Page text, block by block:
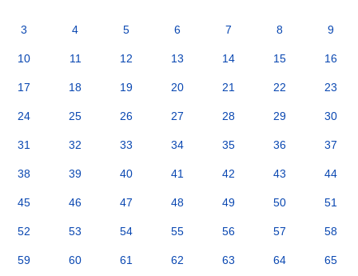
3 4 5 6 7 8 9
10 11 12 13 14 15 16
17 18 19 20 21 22 23
24 25 26 27 28 29 30
31 32 33 34 35 36 37
38 39 40 41 42 43 44
45 46 47 48 49 50 51
52 53 54 55 56 57 58
59 60 61 62 63 64 65